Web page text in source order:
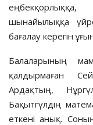
шынайылыққа
бағалау керегін
Балаларының
қалдырмаған
Ардақтың,
Бақытгүлдің
еткені анық.